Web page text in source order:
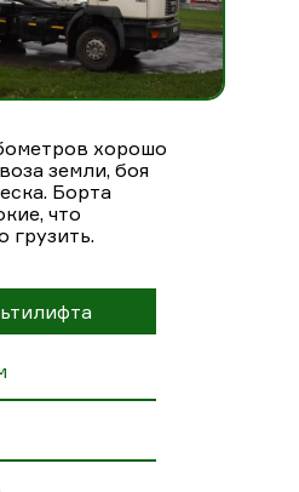
хорошо
земли, боя
Борта
что
грузить.